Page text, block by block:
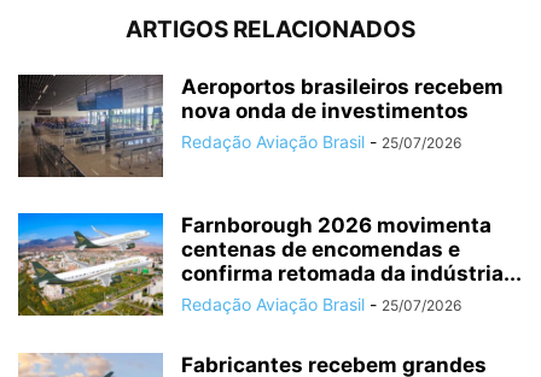
ARTIGOS RELACIONADOS
Aeroportos brasileiros recebem
nova onda de investimentos
Redação Aviação Brasil - 25/07/2026
Farnborough 2026 movimenta
centenas de encomendas e
confirma retomada da indústria...
Redação Aviação Brasil - 25/07/2026
Fabricantes recebem grandes